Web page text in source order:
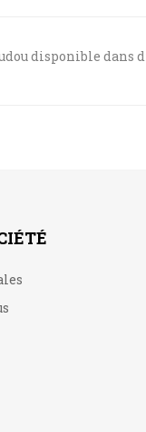
disponible